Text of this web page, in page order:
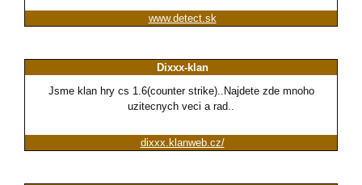
www.detect.sk
Dixxx-klan
Jsme klan hry cs 1.6(counter strike)..Najdete zde mnoho
uzitecnych veci a rad..
dixxx.klanweb.cz/